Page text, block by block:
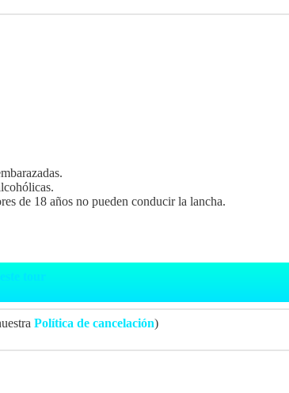
de 18 años no pueden conducir la lancha.
Política de cancelación)